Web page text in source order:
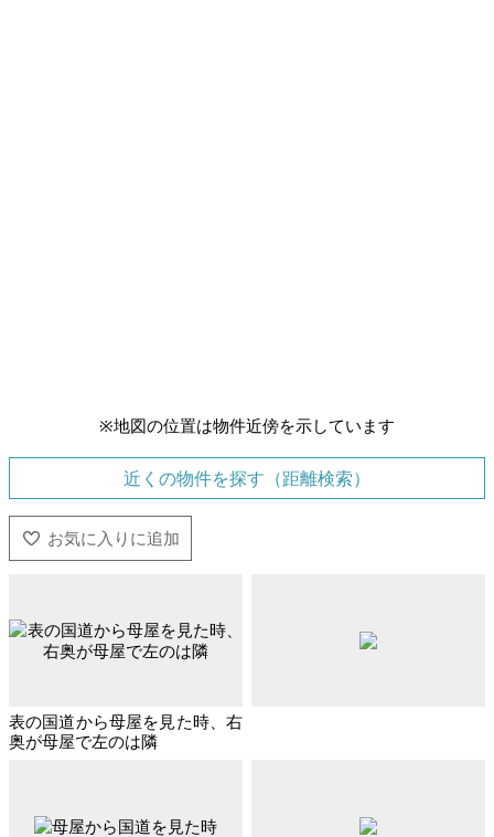
※地図の位置は物件近傍を示しています
近くの物件を探す（距離検索）
表の国道から母屋を見た時、右
奥が母屋で左のは隣